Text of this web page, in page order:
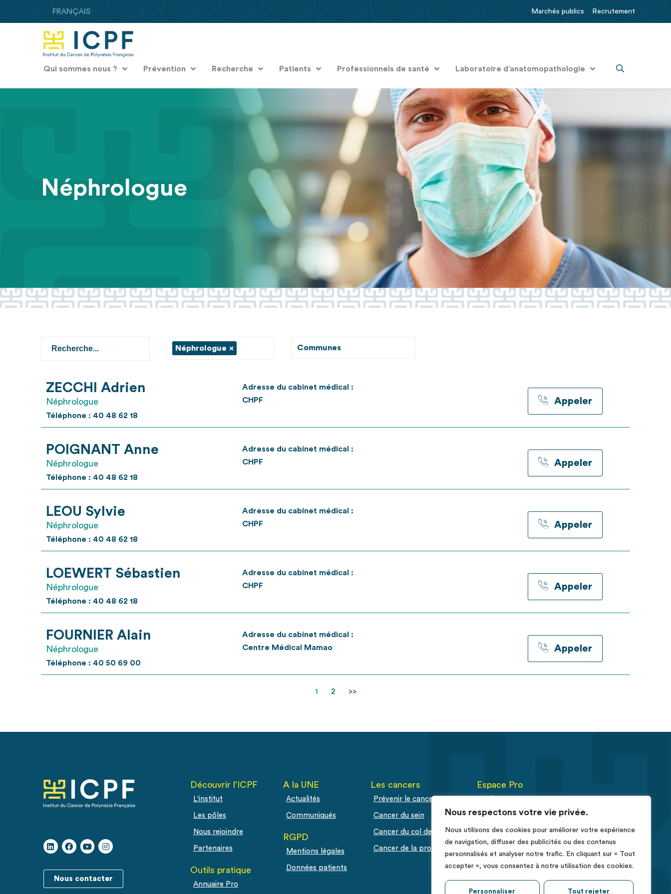
Nous respectons votre vie privée.
Nous utilisons des cookies pour améliorer votre expérience
de navigation, diffuser des publicités ou des contenus
personnalisés et analyser notre trafic. En cliquant sur « Tout
accepter », vous consentez à notre utilisation des cookies.
Personnaliser Tout rejeter
FRANÇAIS Marchés publics Recrutement
Qui sommes nous ? Prévention Recherche Patients Professionnels de santé Laboratoire d’anatomopathologie
Néphrologue
Néphrologue × Communes
ZECCHI Adrien
Néphrologue
Téléphone : 40 48 62 18
Adresse du cabinet médical :
CHPF
Appeler
POIGNANT Anne
Néphrologue
Téléphone : 40 48 62 18
Adresse du cabinet médical :
CHPF
Appeler
LEOU Sylvie
Néphrologue
Téléphone : 40 48 62 18
Adresse du cabinet médical :
CHPF
Appeler
LOEWERT Sébastien
Néphrologue
Téléphone : 40 48 62 18
Adresse du cabinet médical :
CHPF
Appeler
FOURNIER Alain
Néphrologue
Téléphone : 40 50 69 00
Adresse du cabinet médical :
Centre Médical Mamao
Appeler
1 2 >>
Nous contacter
Découvrir l’ICPF
L'institut
Les pôles
Nous rejoindre
Partenaires
Outils pratique
Annuaire Pro
A la UNE
Actualités
Communiqués
RGPD
Mentions légales
Données patients
Les cancers
Prévenir le cancer
Cancer du sein
Cancer du col de l'utérus
Cancer de la prostate
Espace Pro
Déclarer un cas de cancer